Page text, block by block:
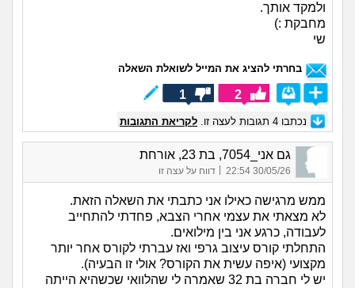
ולמקד אותך.
מחבקת :)
שי
בחרתי להציג את המייל לשואלת השאלה
2
1
נכתבו 4 תגובות לעצה זו. לקריאת התגובות
גם אני_7054, בת 23, אורחת
30/05/26 22:54 דווח על עצה זו
ממש מרגישה כאילו אני כתבתי את השאלה הזאת.
לא מצאתי את עצמי אחרי הצבא, פחדתי להתחייב
לעבודה, כרגע אני בין מילואים.
התחלתי קורס עיצוב גרפי ואז עברתי לקורס אחר יותר
מקצועי (איפה עשית את הקורס? אולי זו הבעיה).
יש לי חברה בת 32 שאמרה לי שהלוואי שכשהיא הייתה